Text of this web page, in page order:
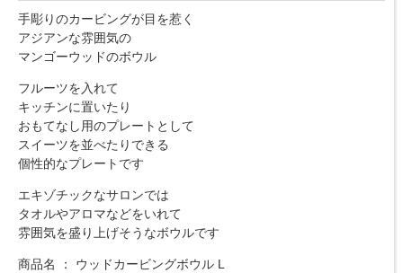
手彫りのカービングが目を惹く
アジアンな雰囲気の
マンゴーウッドのボウル
フルーツを入れて
キッチンに置いたり
おもてなし用のプレートとして
スイーツを並べたりできる
個性的なプレートです
エキゾチックなサロンでは
タオルやアロマなどをいれて
雰囲気を盛り上げそうなボウルです
商品名 ： ウッドカービングボウル L